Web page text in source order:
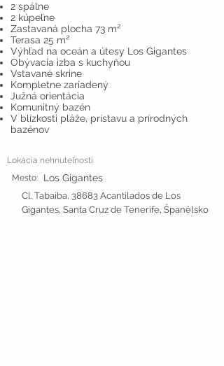
2 spálne
2 kúpeľne
Zastavaná plocha 73 m²
Terasa 25 m²
Výhľad na oceán a útesy Los Gigantes
Obývacia izba s kuchyňou
Vstavané skrine
Kompletne zariadený
Južná orientácia
Komunitný bazén
V blízkosti pláže, prístavu a prírodných
bazénov
Lokácia nehnuteľnosti
Mesto:
Los Gigantes
Cl. Tabaiba, 38683 Acantilados de Los
Gigantes, Santa Cruz de Tenerife, Španělsko